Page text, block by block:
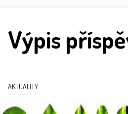
Výpis
AKTUALITY